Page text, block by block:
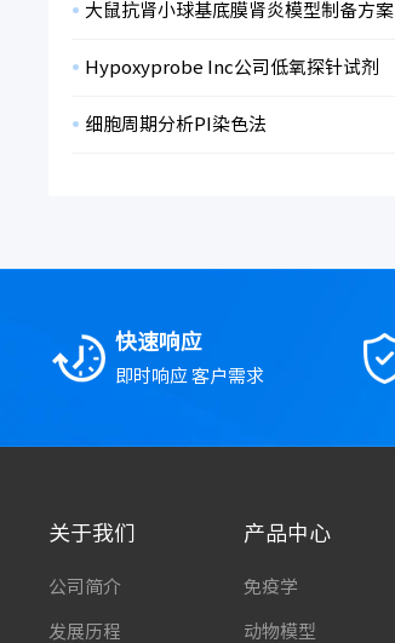
大鼠抗肾小球基底膜肾炎模型制备方案
Hypoxyprobe Inc公司低氧探针试剂
细胞周期分析PI染色法
快速响应
即时响应 客户需求
关于我们
公司简介
发展历程
产品中心
免疫学
动物模型